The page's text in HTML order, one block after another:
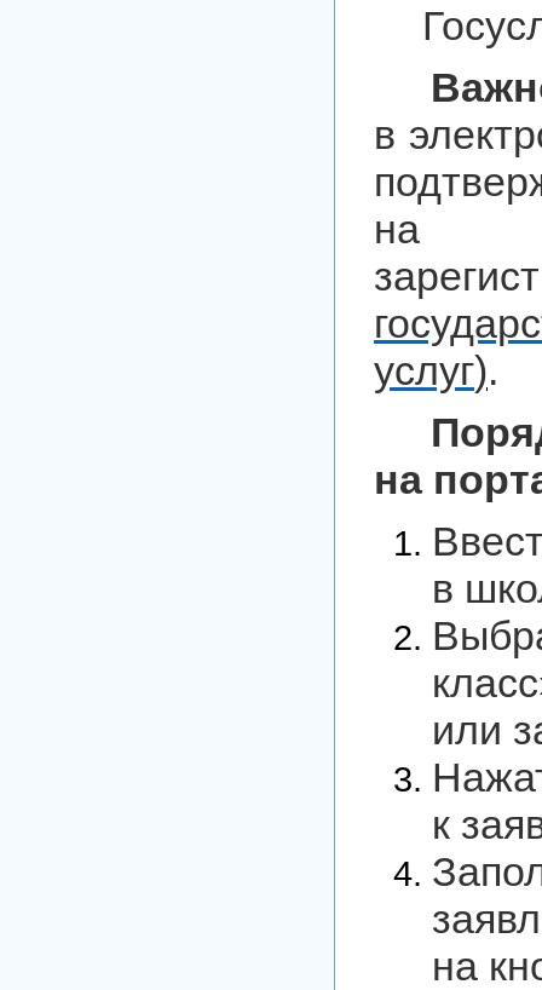
в
на
услуг).
на
в
или
к
на